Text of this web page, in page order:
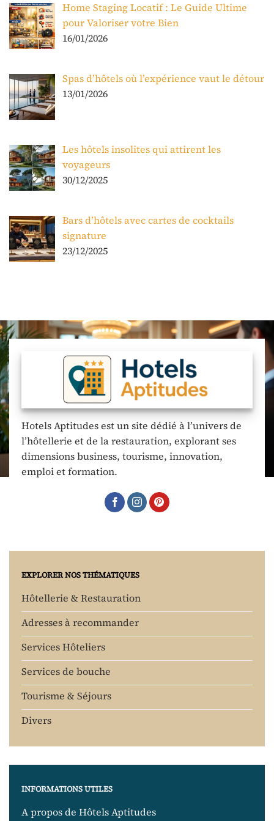
Home Staging Locatif : Le Guide Ultime
pour Valoriser votre Bien
16/01/2026
Spas d’hôtels où l’expérience vaut le détour
13/01/2026
Les hôtels insolites qui attirent les
voyageurs
30/12/2025
Bars d’hôtels avec cartes de cocktails
signature
23/12/2025
Hotels Aptitudes est un site dédié à l’univers de
l’hôtellerie et de la restauration, explorant ses
dimensions business, tourisme, innovation,
emploi et formation.
EXPLORER NOS THÉMATIQUES
Hôtellerie & Restauration
Adresses à recommander
Services Hôteliers
Services de bouche
Tourisme & Séjours
Divers
INFORMATIONS UTILES
A propos de Hôtels Aptitudes